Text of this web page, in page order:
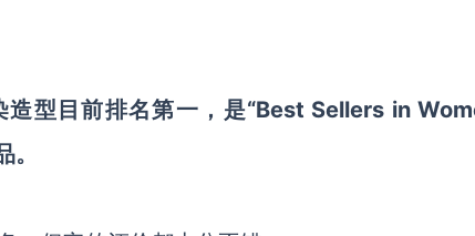
造型目前排名第一 ， 是“Best Sellers in